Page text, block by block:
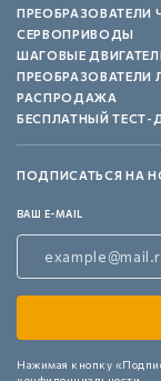
ПРЕОБРАЗОВАТЕЛИ
СЕРВОПРИВОДЫ
ШАГОВЫЕ
ПРЕОБРАЗОВАТЕЛИ
РАСПРОДАЖА
БЕСПЛАТНЫЙ ТЕСТ-
ПОДПИСАТЬСЯ НА
ВАШ E-MAIL
Нажимая кнопку